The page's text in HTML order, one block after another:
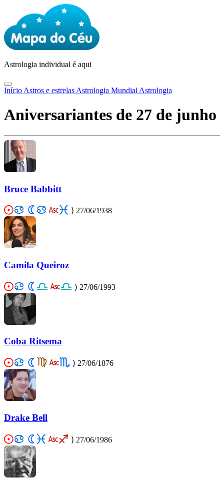
Astrologia individual é aqui
Início Astros e estrelas Astrologia Mundial Astrologia
Aniversariantes de 27 de junho
Bruce Babbitt
⟩ 27/06/1938
Camila Queiroz
⟩ 27/06/1993
Coba Ritsema
⟩ 27/06/1876
Drake Bell
⟩ 27/06/1986